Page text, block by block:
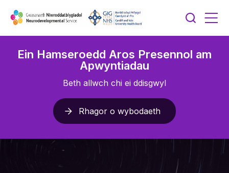
Ein Hamseroedd Aros Presennol am
Apwyntiadau
Beth allwch chi ei ddisgwyl
Rhagor o wybodaeth